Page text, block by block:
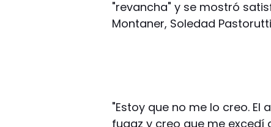
"revancha" y se mostró
Montaner, Soledad
"Estoy que no me lo creo.
fugaz y creo que me excedí